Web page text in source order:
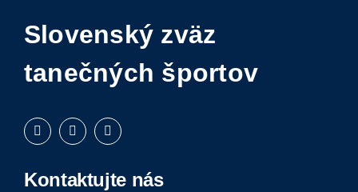
Slovenský zväz
tanečných športov
Kontaktujte nás